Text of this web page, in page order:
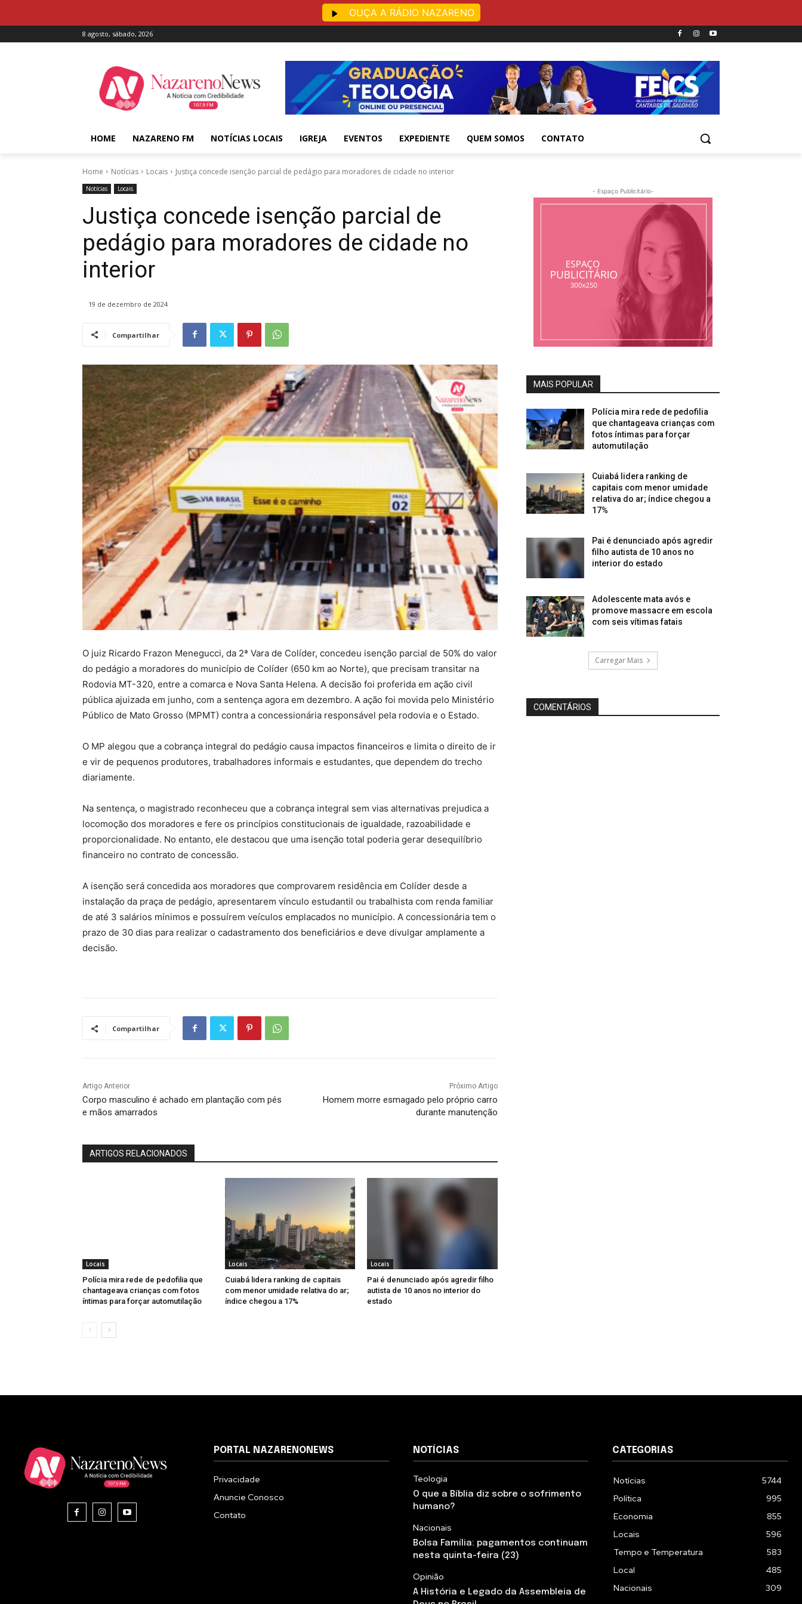
8 agosto, sábado, 2026
HOME NAZARENO FM NOTÍCIAS LOCAIS IGREJA EVENTOS EXPEDIENTE QUEM SOMOS CONTATO
Home Notícias Locais Justiça concede isenção parcial de pedágio para moradores de cidade no interior
Notícias Locais
Justiça concede isenção parcial de
pedágio para moradores de cidade no
interior
19 de dezembro de 2024
Compartilhar
O juiz Ricardo Frazon Menegucci, da 2ª Vara de Colíder, concedeu isenção parcial de 50% do valor
do pedágio a moradores do município de Colíder (650 km ao Norte), que precisam transitar na
Rodovia MT-320, entre a comarca e Nova Santa Helena. A decisão foi proferida em ação civil
pública ajuizada em junho, com a sentença agora em dezembro. A ação foi movida pelo Ministério
Público de Mato Grosso (MPMT) contra a concessionária responsável pela rodovia e o Estado.
O MP alegou que a cobrança integral do pedágio causa impactos financeiros e limita o direito de ir
e vir de pequenos produtores, trabalhadores informais e estudantes, que dependem do trecho
diariamente.
Na sentença, o magistrado reconheceu que a cobrança integral sem vias alternativas prejudica a
locomoção dos moradores e fere os princípios constitucionais de igualdade, razoabilidade e
proporcionalidade. No entanto, ele destacou que uma isenção total poderia gerar desequilíbrio
financeiro no contrato de concessão.
A isenção será concedida aos moradores que comprovarem residência em Colíder desde a
instalação da praça de pedágio, apresentarem vínculo estudantil ou trabalhista com renda familiar
de até 3 salários mínimos e possuírem veículos emplacados no município. A concessionária tem o
prazo de 30 dias para realizar o cadastramento dos beneficiários e deve divulgar amplamente a
decisão.
Compartilhar
Artigo Anterior
Corpo masculino é achado em plantação com pés
e mãos amarrados
Próximo Artigo
Homem morre esmagado pelo próprio carro
durante manutenção
ARTIGOS RELACIONADOS
Locais
Polícia mira rede de pedofilia que
chantageava crianças com fotos
íntimas para forçar automutilação
Locais
Cuiabá lidera ranking de capitais
com menor umidade relativa do ar;
índice chegou a 17%
Locais
Pai é denunciado após agredir filho
autista de 10 anos no interior do
estado
- Espaço Publicitário-
MAIS POPULAR
Polícia mira rede de pedofilia
que chantageava crianças com
fotos íntimas para forçar
automutilação
Cuiabá lidera ranking de
capitais com menor umidade
relativa do ar; índice chegou a
17%
Pai é denunciado após agredir
filho autista de 10 anos no
interior do estado
Adolescente mata avós e
promove massacre em escola
com seis vítimas fatais
Carregar Mais
COMENTÁRIOS
PORTAL NAZARENONEWS
Privacidade
Anuncie Conosco
Contato
NOTÍCIAS
Teologia
O que a Bíblia diz sobre o sofrimento
humano?
Nacionais
Bolsa Família: pagamentos continuam
nesta quinta-feira (23)
Opinião
A História e Legado da Assembleia de
CATEGORIAS
Notícias
5744
Política
995
Economia
855
Locais
596
Tempo e Temperatura
583
Local
485
Nacionais
309
OUÇA A RÁDIO NAZARENO